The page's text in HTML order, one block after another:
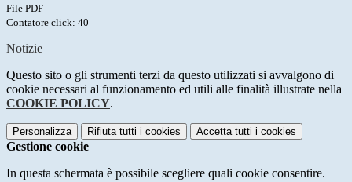
File PDF
Contatore click: 40
Notizie
Questo sito o gli strumenti terzi da questo utilizzati si avvalgono di
cookie necessari al funzionamento ed utili alle finalità illustrate nella
COOKIE POLICY.
Personalizza Rifiuta tutti i cookies Accetta tutti i cookies
Gestione cookie
In questa schermata è possibile scegliere quali cookie consentire.